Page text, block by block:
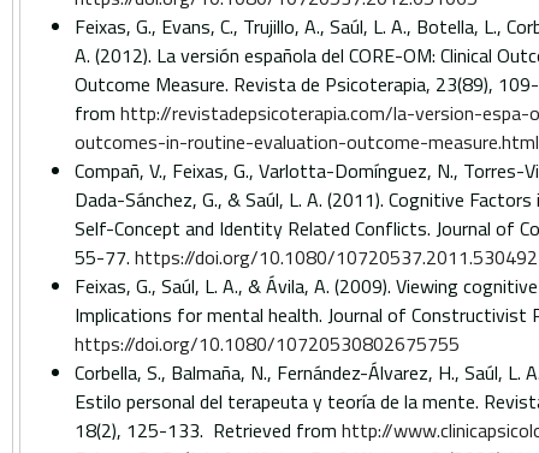
Feixas, G., Evans, C., Trujillo, A., Saúl, L. A., Botella, L.,
A. (2012). La versión española del CORE-OM: Clinical
Outcome Measure. Revista de Psicoterapia, 23(89),
from http://revistadepsicoterapia.com/la-version-espa-
outcomes-in-routine-evaluation-outcome-measure.html
Compañ, V., Feixas, G., Varlotta-Domínguez, N., Torres-
Dada-Sánchez, G., & Saúl, L. A. (2011). Cognitive
Self-Concept and Identity Related Conflicts. Journal of
55-77. https://doi.org/10.1080/10720537.2011.530492
Feixas, G., Saúl, L. A., & Ávila, A. (2009). Viewing
Implications for mental health. Journal of Constructivist
https://doi.org/10.1080/10720530802675755
Corbella, S., Balmaña, N., Fernández-Álvarez, H., Saúl, L.
Estilo personal del terapeuta y teoría de la mente.
18(2), 125-133. Retrieved from http://